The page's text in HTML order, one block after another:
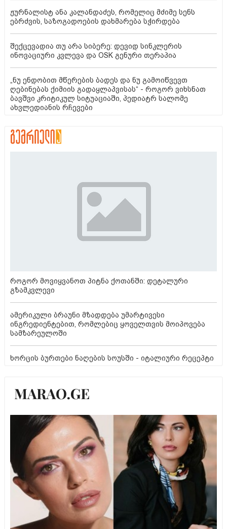
ჟურნალისტ ანა კალანდაძეს, რომელიც მძიმე სენს
ებრძვის, საზოგადოების დახმარება სჭირდება
შექცევადია თუ არა სიბერე: დევიდ სინკლერის
ინოვაციური კვლევა და OSK გენური თერაპია
„ნუ ენდობით მწერების ბადეს და ნუ გამოიწვევთ
ღებინებას ქიმიის გადაყლაპვისას“ - როგორ ვიხსნათ
ბავშვი კრიტიკულ სიტუაციაში, პედიატრ სალომე
ახვლედიანის რჩევები
როგორ მოვიყვანოთ პიტნა ქოთანში: დეტალური
გზამკვლევი
ამერიკული ბრაუნი მზადდება უმარტივესი
ინგრედიენტებით, რომლებიც ყოველთვის მოიპოვება
სამზარეულოში
ხორცის ბურთები ნაღების სოუსში - იტალიური რეცეპტი